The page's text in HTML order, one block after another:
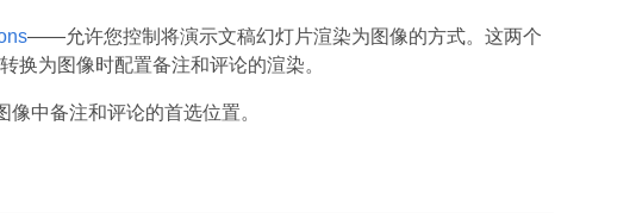
——允许您控制将演示文稿幻灯片渲染为图像的方式。这两个
换为图像时配置备注和评论的渲染。
中备注和评论的首选位置。